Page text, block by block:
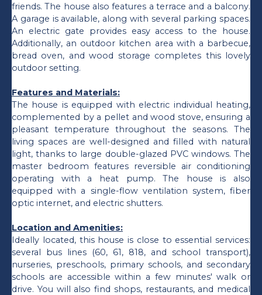
friends. The house also features a terrace and a balcony.
A garage is available, along with several parking spaces.
An electric gate provides easy access to the house.
Additionally, an outdoor kitchen area with a barbecue,
bread oven, and wood storage completes this lovely
outdoor setting.
Features and Materials:
The house is equipped with electric individual heating,
complemented by a pellet and wood stove, ensuring a
pleasant temperature throughout the seasons. The
living spaces are well-designed and filled with natural
light, thanks to large double-glazed PVC windows. The
master bedroom features reversible air conditioning
operating with a heat pump. The house is also
equipped with a single-flow ventilation system, fiber
optic internet, and electric shutters.
Location and Amenities:
Ideally located, this house is close to essential services:
several bus lines (60, 61, 818, and school transport),
nurseries, preschools, primary schools, and secondary
schools are accessible within a few minutes' walk or
drive. You will also find shops, restaurants, and medical